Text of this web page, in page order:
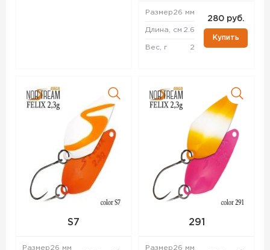
Размер26 мм
Длина, см 2.6
Вес, г 2
280 руб.
Купить
S7
Размер26 мм
291
Размер26 мм